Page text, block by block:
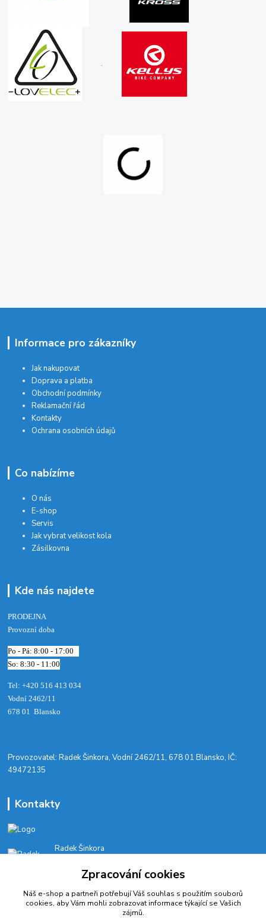
.
Informace pro zákazníky
Jak nakupovat
Doprava a platba
Obchodní podmínky
Reklamační řád
Kontakty
Ochrana osobních údajů
Co nabízíme
O nás
E-shop
Servis
Jak vybrat velikost kola
Zásilkovna
Kde nás najdete
PRODEJNA
Provozní doba
Po - Pá: 8:00 - 17:00
So: 8:30 - 11:00
Tel: +420 516 413 034‬
Vodní 2462/11
678 01 Blansko
​Provozovatel: Radek Šinkora, Vodní 2462/11, 678 01 Blansko, IČ:
49472135
Kontakty
Radek Šinkora
E-SHOP: Po-Pá, 8-17 hod.
cyklobikesport@seznam.cz
Zpracování cookies
Náš e-shop a partneři potřebují Váš souhlas s použitím souborů
cookies, aby Vám mohli zobrazovat informace týkající se Vašich
zájmů.